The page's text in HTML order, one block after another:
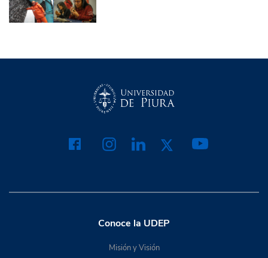
Conoce la UDEP
Misión y Visión